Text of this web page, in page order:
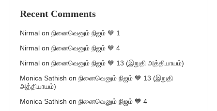
Recent Comments
Nirmal on நினைவெனும் நிஜம் 💙 1
Nirmal on நினைவெனும் நிஜம் 💙 4
Nirmal on நினைவெனும் நிஜம் 💙 13 (இறுதி அத்தியாயம்)
Monica Sathish on நினைவெனும் நிஜம் 💙 13 (இறுதி
அத்தியாயம்)
Monica Sathish on நினைவெனும் நிஜம் 💙 4